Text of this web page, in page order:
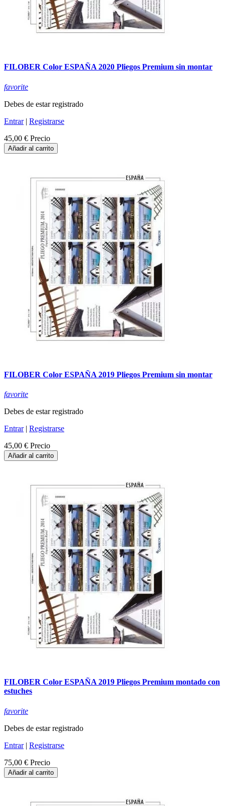
FILOBER Color ESPAÑA 2020 Pliegos Premium sin montar
favorite
Debes de estar registrado
Entrar| Registrarse
45,00 € Precio
Añadir al carrito
FILOBER Color ESPAÑA 2019 Pliegos Premium sin montar
favorite
Debes de estar registrado
Entrar| Registrarse
45,00 € Precio
Añadir al carrito
FILOBER Color ESPAÑA 2019 Pliegos Premium montado con
estuches
favorite
Debes de estar registrado
Entrar| Registrarse
75,00 € Precio
Añadir al carrito